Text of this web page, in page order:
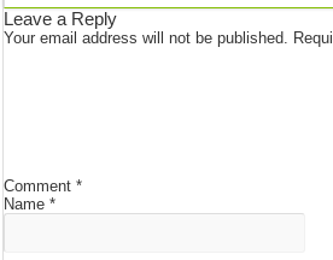
Leave a Reply
Your email address will not be published.
Comment*
Name*